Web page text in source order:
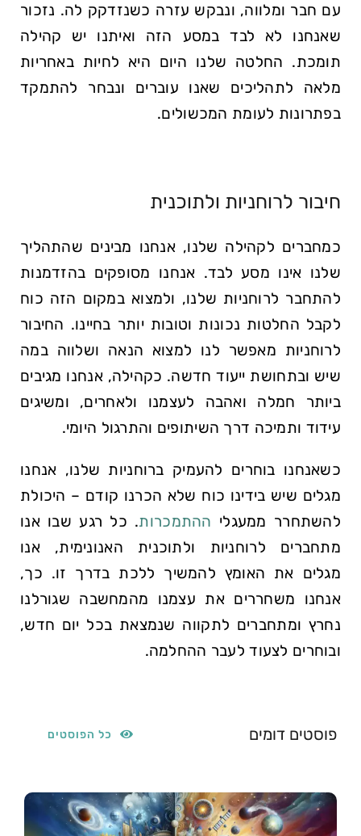
עם חבר ומלווה, ונבקש עזרה כשנזדקק לה. נזכור
שאנחנו לא לבד במסע הזה ואיתנו יש קהילה
תומכת. החלטה שלנו היום היא לחיות באחריות
מלאה לתהליכים שאנו עוברים ונבחר להתמקד
בפתרונות לעומת המכשולים.
חיבור לרוחניות ולתוכנית
כמחברים לקהילה שלנו, אנחנו מבינים שהתהליך
שלנו אינו מסע לבד. אנחנו מסופקים בהזדמנות
להתחבר לרוחניות שלנו, ולמצוא במקום הזה כוח
לקבל החלטות נכונות וטובות יותר בחיינו. החיבור
לרוחניות מאפשר לנו למצוא הנאה ושלווה במה
שיש ובתחושת ייעוד חדשה. כקהילה, אנחנו מגיבים
ביותר חמלה ואהבה לעצמנו ולאחרים, ומשיגים
עידוד ותמיכה דרך השיתופים והתרגול היומי.
כשאנחנו בוחרים להעמיק ברוחניות שלנו, אנחנו
מגלים שיש בידינו כוח שלא הכרנו קודם – היכולת
להשתחרר ממעגלי ההתמכרות. כל רגע שבו אנו
מתחברים לרוחניות ולתוכנית האנונימית, אנו
מגלים את האומץ להמשיך ללכת בדרך זו. כך,
אנחנו משחררים את עצמנו מהמחשבה שגורלנו
נחרץ ומתחברים לתקווה שנמצאת בכל יום חדש,
ובוחרים לצעוד לעבר ההחלמה.
פוסטים דומים כל הפוסטים